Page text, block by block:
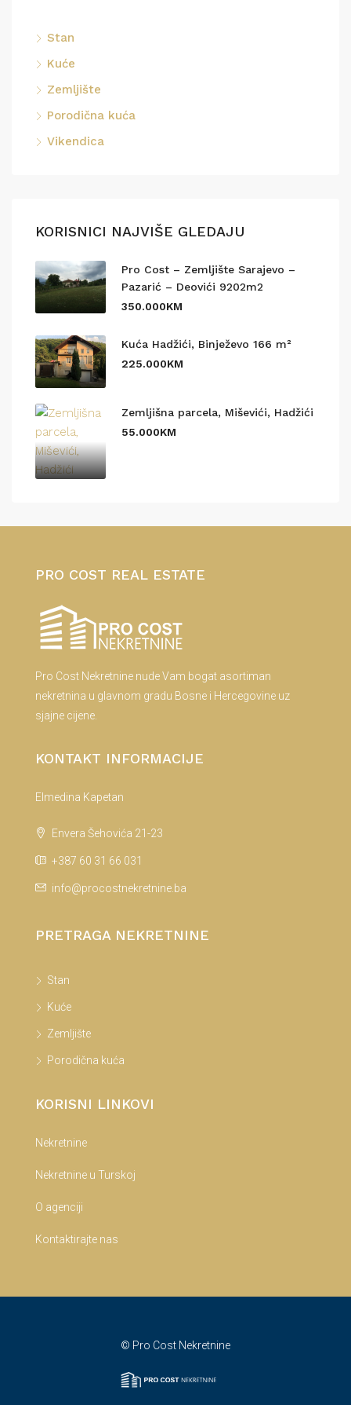
Stan
Kuće
Zemljište
Porodična kuća
Vikendica
KORISNICI NAJVIŠE GLEDAJU
Pro Cost – Zemljište Sarajevo –
Pazarić – Deovići 9202m2
350.000KM
Kuća Hadžići, Binježevo 166 m²
225.000KM
Zemljišna parcela, Miševići, Hadžići
55.000KM
PRO COST REAL ESTATE
Pro Cost Nekretnine nude Vam bogat asortiman
nekretnina u glavnom gradu Bosne i Hercegovine uz
sjajne cijene.
KONTAKT INFORMACIJE
Elmedina Kapetan
Envera Šehovića 21-23
+387 60 31 66 031
info@procostnekretnine.ba
PRETRAGA NEKRETNINE
Stan
Kuće
Zemljište
Porodična kuća
KORISNI LINKOVI
Nekretnine
Nekretnine u Turskoj
O agenciji
Kontaktirajte nas
© Pro Cost Nekretnine